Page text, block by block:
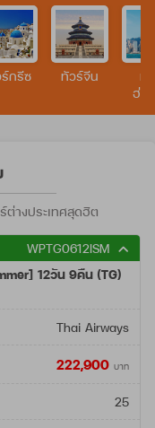
กรีซ ทัวร์จีน
ทั
ฮ่อ
างประเทศสุดฮิต
WPTG0612ISM
12วัน 9คืน (TG)
Thai Airways
222,900 บาท
25